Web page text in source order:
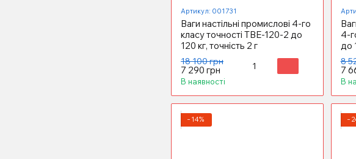
Артикул: 001731
Ваги настільні промислові 4-го
класу точності ТВЕ-120-2 до
120 кг, точність 2 г
18 100 грн
7 290 грн
В наявності
4-
до
8
7
В
−14%